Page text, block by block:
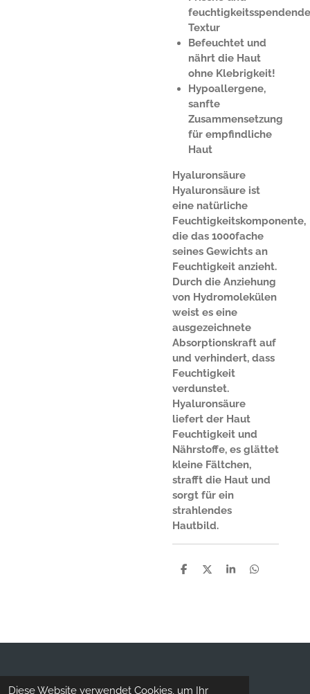
Diese Website verwendet Cookies, um Ihr
feuchtigkeitsspendende
Textur
Befeuchtet und
nährt die Haut
ohne Klebrigkeit!
Hypoallergene,
sanfte
Zusammensetzung
für empfindliche
Haut
Hyaluronsäure
Hyaluronsäure ist
eine natürliche
Feuchtigkeitskomponente,
die das 1000fache
seines Gewichts an
Feuchtigkeit anzieht.
Durch die Anziehung
von Hydromolekülen
weist es eine
ausgezeichnete
Absorptionskraft auf
und verhindert, dass
Feuchtigkeit
verdunstet.
Hyaluronsäure
liefert der Haut
Feuchtigkeit und
Nährstoffe, es glättet
kleine Fältchen,
strafft die Haut und
sorgt für ein
strahlendes
Hautbild.
T
T
T
T